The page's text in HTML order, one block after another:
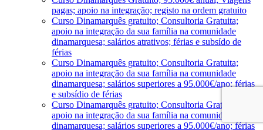
pagas; apoio na integração; registo na ordem gratuito
Curso Dinamarquês gratuito; Consultoria Gratuita;
apoio na integração da sua família na comunidade
dinamarquesa; salários atrativos; férias e subsído de
férias
Curso Dinamarquês gratuito; Consultoria Gratuita;
apoio na integração da sua família na comunidade
dinamarquesa; salários superiores a 95.000€/ano; férias
e subsídio de férias
Curso Dinamarquês gratuito; Consultoria Gratuita;
apoio na integração da sua família na comunidade
dinamarquesa; salários superiores a 95.000€/ano; férias